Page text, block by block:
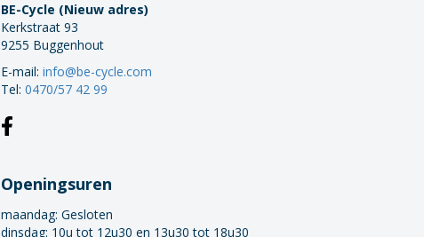
BE-Cycle (Nieuw adres)
Kerkstraat 93
9255 Buggenhout
E-mail:info@be-cycle.com
Tel:0470/57 42 99
Openingsuren
maandag:Gesloten
dinsdag: 10u tot 12u30 en 13u30 tot 18u30